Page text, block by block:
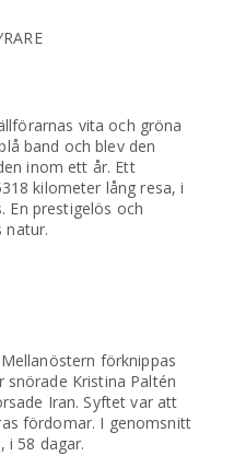
vita och gröna
band och blev den
inom ett år. Ett
kilometer lång resa, i
En prestigelös och
natur.
förknippas
Kristina Paltén
Iran. Syftet var att
fördomar. I genomsnitt
i 58 dagar.